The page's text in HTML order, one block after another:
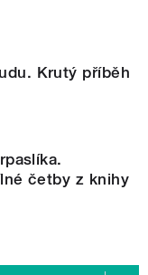
Krutý příběh
četby z knihy